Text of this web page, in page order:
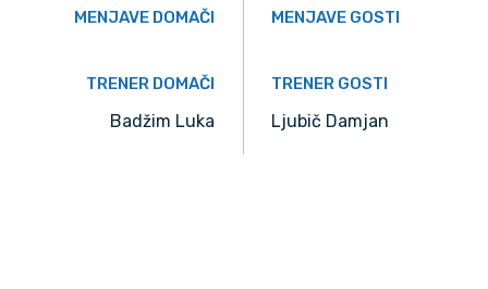
MENJAVE DOMAČI MENJAVE GOSTI
TRENER DOMAČI
Badžim Luka
TRENER GOSTI
Ljubič Damjan